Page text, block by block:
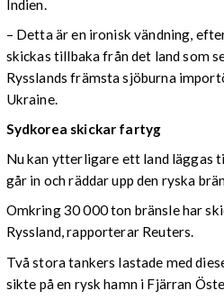
Indien.
– Detta är en ironisk vändning,
skickas tillbaka från det land som
Rysslands främsta sjöburna
Ukraine.
Sydkorea skickar fartyg
Nu kan ytterligare ett land läggas
går in och räddar upp den ryska
Omkring 30 000 ton bränsle har
Ryssland, rapporterar Reuters.
Två stora tankers lastade med
sikte på en rysk hamn i Fjärran